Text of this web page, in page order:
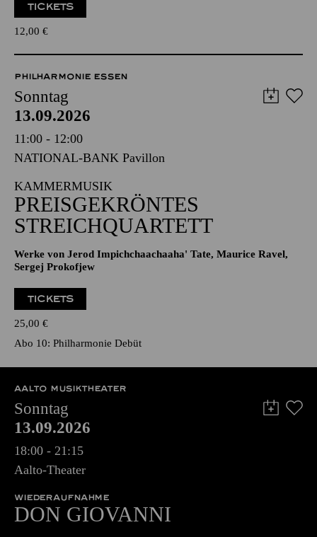
TICKETS
12,00 €
PHILHARMONIE ESSEN
Sonntag
13.09.2026
11:00 - 12:00
NATIONAL-BANK Pavillon
KAMMERMUSIK
PREISGEKRÖNTES
STREICHQUARTETT
Werke von Jerod Impichchaachaaha' Tate, Maurice Ravel,
Sergej Prokofjew
TICKETS
25,00 €
Abo 10: Philharmonie Debüt
AALTO MUSIKTHEATER
Sonntag
13.09.2026
18:00 - 21:15
Aalto-Theater
WIEDERAUFNAHME
DON GIO­VANNI